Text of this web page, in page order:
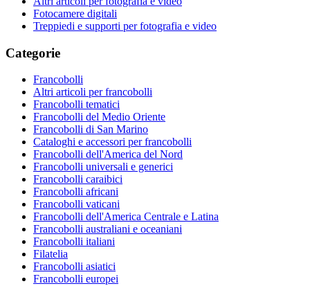
Fotocamere digitali
Treppiedi e supporti per fotografia e video
Categorie
Francobolli
Altri articoli per francobolli
Francobolli tematici
Francobolli del Medio Oriente
Francobolli di San Marino
Cataloghi e accessori per francobolli
Francobolli dell'America del Nord
Francobolli universali e generici
Francobolli caraibici
Francobolli africani
Francobolli vaticani
Francobolli dell'America Centrale e Latina
Francobolli australiani e oceaniani
Francobolli italiani
Filatelia
Francobolli asiatici
Francobolli europei